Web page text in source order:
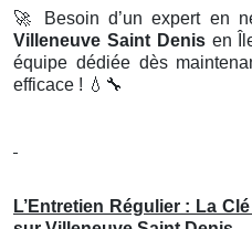
🚀 Besoin d’un expert en
Villeneuve Saint Denis en
équipe dédiée dès
efficace ! 💧🔧
L’Entretien Régulier : La